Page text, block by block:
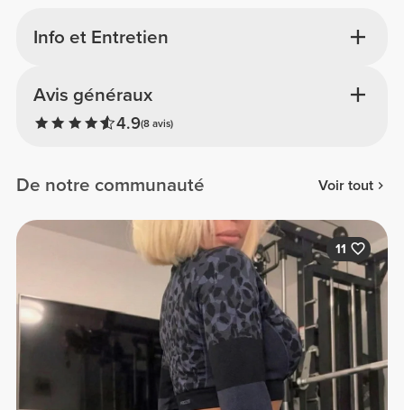
Info et Entretien
Avis généraux
4.9(8 avis)
De notre communauté Voir tout
11